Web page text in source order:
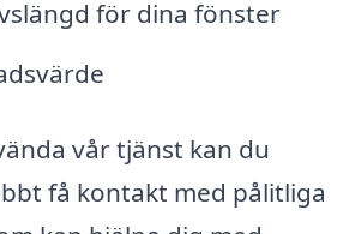
för dina fönster
vår tjänst kan du
få kontakt med pålitliga